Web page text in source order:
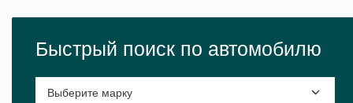
Быстрый поиск по автомобилю